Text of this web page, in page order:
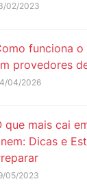
02/2023
funciona
provedores
04/2026
que mais cai
Dicas e
05/2023